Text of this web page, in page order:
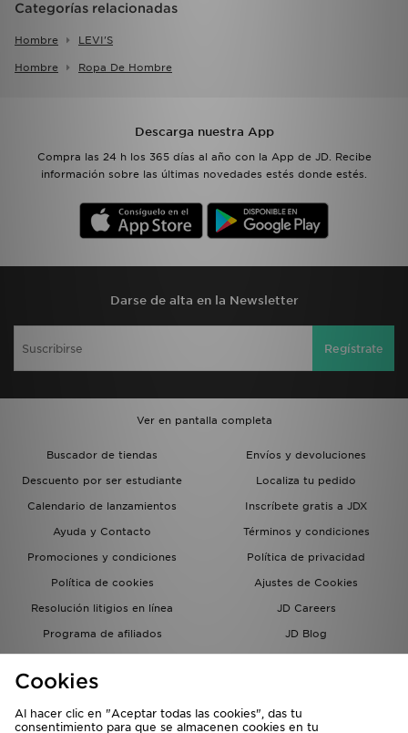
Categorías relacionadas
Hombre LEVI'S
Hombre Ropa De Hombre
Descarga nuestra App
Compra las 24 h los 365 días al año con la App de JD. Recibe
información sobre las últimas novedades estés donde estés.
Darse de alta en la Newsletter
Regístrate
Ver en pantalla completa
Buscador de tiendas
Envíos y devoluciones
Descuento por ser estudiante
Localiza tu pedido
Calendario de lanzamientos
Inscríbete gratis a JDX
Ayuda y Contacto
Términos y condiciones
Promociones y condiciones
Política de privacidad
Política de cookies
Ajustes de Cookies
Resolución litigios en línea
JD Careers
Programa de afiliados
JD Blog
del grupo JD - Whistleblowing
Cookies
Al hacer clic en "Aceptar todas las cookies", das tu
consentimiento para que se almacenen cookies en tu